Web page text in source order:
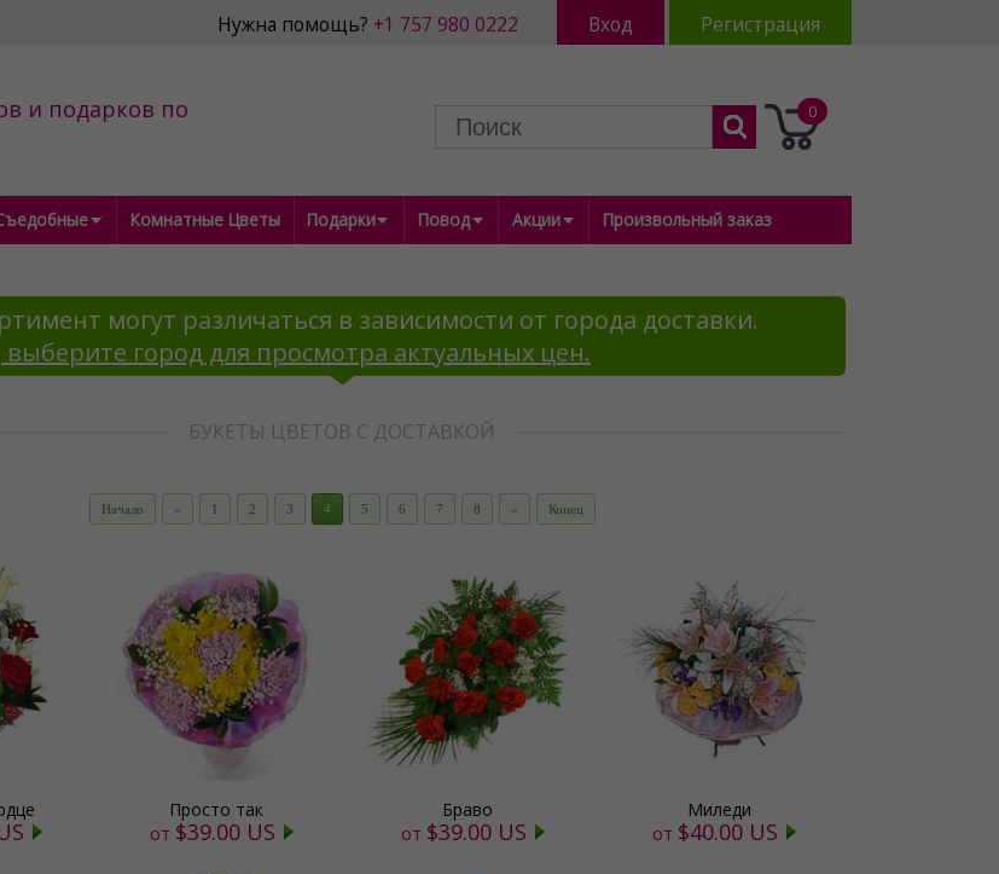
Нужна помощь? +1 757 980 0222 Вход Регистрация
и подарков по
0
Комнатные Цветы Подарки Повод Акции Произвольный заказ
могут различаться в зависимости от города доставки.
выберите город для просмотра актуальных цен.
БУКЕТЫ ЦВЕТОВ С ДОСТАВКОЙ
Начало « 1 2 3 4 5 6 7 8 » Конец
Просто так
от $39.00 US
Браво
от $39.00 US
Миледи
от $40.00 US